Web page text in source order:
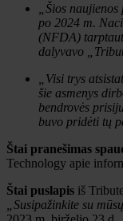
„Šios
po 2024 m.
(NFDA)
dalyvavo
„Visi trys
šie asmenys
bendrovės
buvo pridėti tų
Štai pranešimas
Technology apie
Štai puslapis iš
„Susipažinkite su